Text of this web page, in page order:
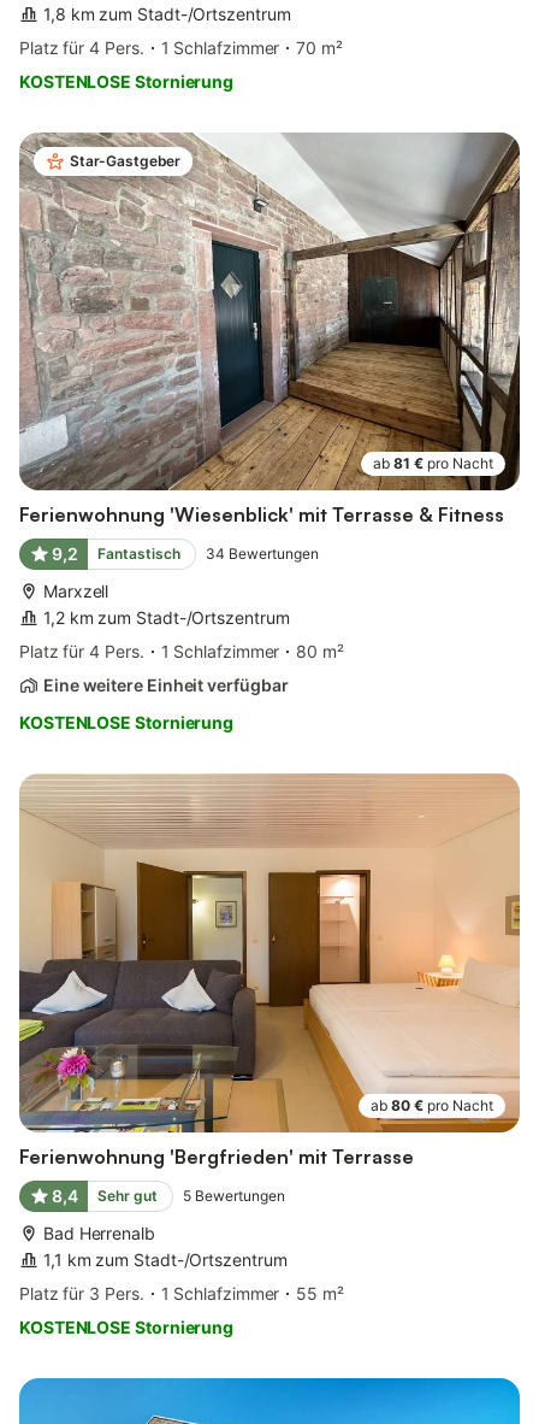
1,8 km zum Stadt-/Ortszentrum
Platz für 4 Pers.
1 Schlafzimmer
70 m²
KOSTENLOSE Stornierung
Star-Gastgeber
ab 81 € pro Nacht
Ferienwohnung 'Wiesenblick' mit Terrasse & Fitness
9,2 Fantastisch 34 Bewertungen
Marxzell
1,2 km zum Stadt-/Ortszentrum
Platz für 4 Pers.
1 Schlafzimmer
80 m²
Eine weitere Einheit verfügbar
KOSTENLOSE Stornierung
ab 80 € pro Nacht
Ferienwohnung 'Bergfrieden' mit Terrasse
8,4 Sehr gut 5 Bewertungen
Bad Herrenalb
1,1 km zum Stadt-/Ortszentrum
Platz für 3 Pers.
1 Schlafzimmer
55 m²
KOSTENLOSE Stornierung